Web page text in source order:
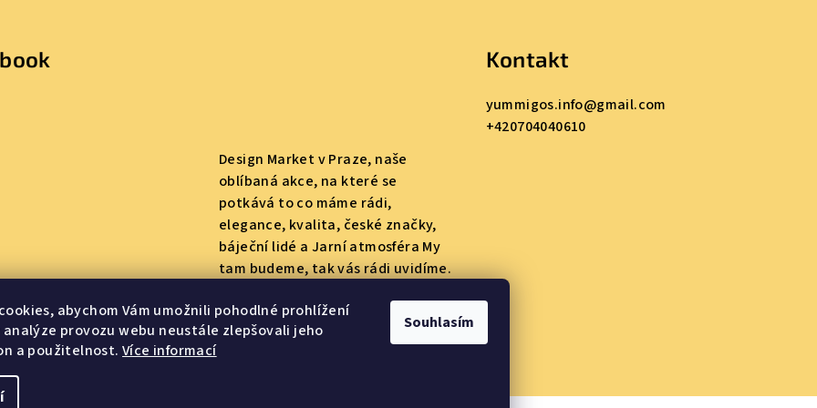
abychom Vám umožnili pohodlné prohlížení
analýze provozu webu neustále zlepšovali jeho
a použitelnost. Více informací
Souhlasím
Design Market v Praze, naše
oblíbaná akce, na které se
potkává to co máme rádi,
elegance, kvalita, české značky,
báječní lidé a Jarní atmosféra My
tam budeme, tak vás rádi uvidíme.
taky připravenou soutěž :)
Kontakt
yummigos.info@gmail.com
+420704040610